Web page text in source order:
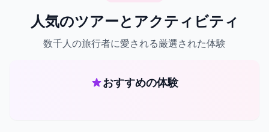
人気のツアーとアクティビティ
数千人の旅行者に愛される厳選された体験
おすすめの体験